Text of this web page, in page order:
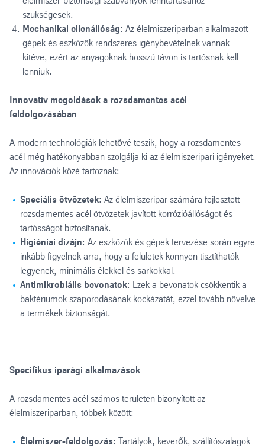
szükségesek.
Mechanikai ellenállóság: Az élelmiszeriparban alkalmazott
gépek és eszközök rendszeres igénybevételnek vannak
kitéve, ezért az anyagoknak hosszú távon is tartósnak kell
lenniük.
Innovatív megoldások a rozsdamentes acél
feldolgozásában
A modern technológiák lehetővé teszik, hogy a rozsdamentes
acél még hatékonyabban szolgálja ki az élelmiszeripari igényeket.
Az innovációk közé tartoznak:
Speciális ötvözetek: Az élelmiszeripar számára fejlesztett
rozsdamentes acél ötvözetek javított korrózióállóságot és
tartósságot biztosítanak.
Higiéniai dizájn: Az eszközök és gépek tervezése során egyre
inkább figyelnek arra, hogy a felületek könnyen tisztíthatók
legyenek, minimális élekkel és sarkokkal.
Antimikrobiális bevonatok: Ezek a bevonatok csökkentik a
baktériumok szaporodásának kockázatát, ezzel tovább növelve
a termékek biztonságát.
Specifikus iparági alkalmazások
A rozsdamentes acél számos területen bizonyított az
élelmiszeriparban, többek között:
Élelmiszer-feldolgozás: Tartályok, keverők, szállítószalagok